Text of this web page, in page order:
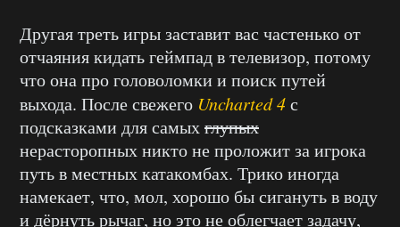
Другая треть игры заставит вас частенько от
отчаяния кидать геймпад в телевизор, потому
что она про головоломки и поиск путей
выхода. После свежего Uncharted 4с
подсказками для самыхглупых
нерасторопных никто не проложит за игрока
путь в местных катакомбах. Трико иногда
намекает, что, мол, хорошо бы сигануть в воду
и дёрнуть рычаг, но это не облегчает задачу,